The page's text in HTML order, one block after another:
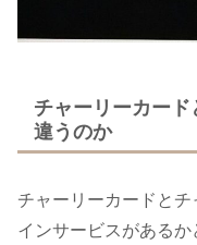
チャーリーカード
違うのか
チャーリーカードと
インサービスがあるか